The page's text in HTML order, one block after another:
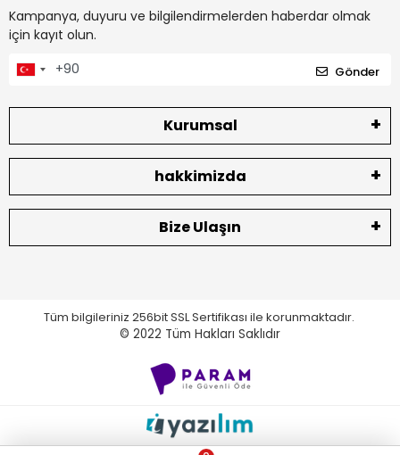
Kampanya, duyuru ve bilgilendirmelerden haberdar olmak
için kayıt olun.
Gönder
Kurumsal
hakkimizda
Bize Ulaşın
Tüm bilgileriniz 256bit SSL Sertifikası ile korunmaktadır.
© 2022 Tüm Hakları Saklıdır